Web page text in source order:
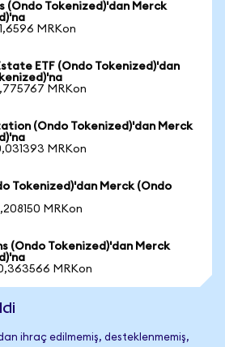
(Ondo Tokenized)'dan Merck
MRKon
ETF (Ondo Tokenized)'dan
MRKon
(Ondo Tokenized)'dan Merck
MRKon
Tokenized)'dan Merck (Ondo
MRKon
(Ondo Tokenized)'dan Merck
MRKon
ihraç edilmemiş, desteklenmemiş,